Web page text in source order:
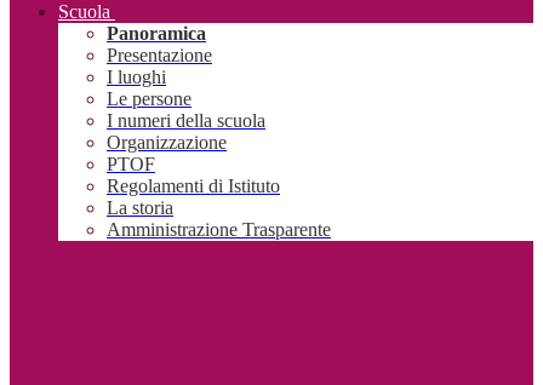
Scuola
Panoramica
Presentazione
I luoghi
Le persone
I numeri della scuola
Organizzazione
PTOF
Regolamenti di Istituto
La storia
Amministrazione Trasparente